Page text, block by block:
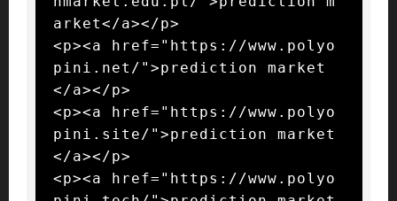
arket</a></p>
<p><a href="https://www.polyo
pini.net/">prediction market
</a></p>
<p><a href="https://www.polyo
pini.site/">prediction market
</a></p>
<p><a href="https://www.polyo